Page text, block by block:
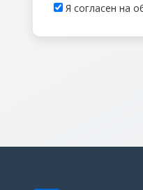
Я согласен на